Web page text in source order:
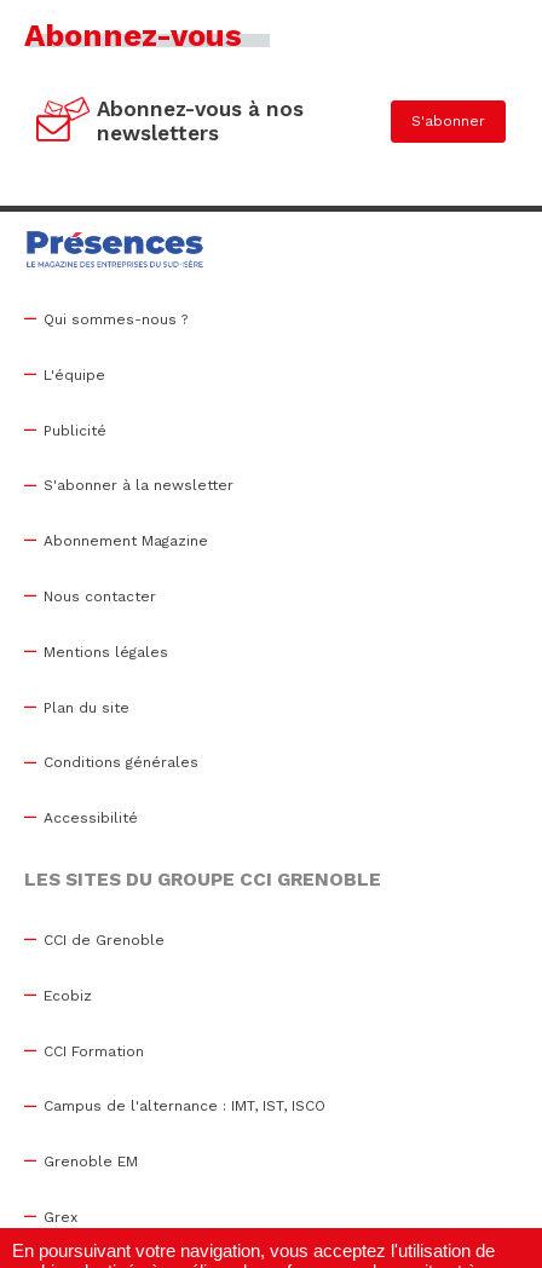
Abonnez-vous
Abonnez-vous à nos
newsletters
S'abonner
Qui sommes-nous ?
L'équipe
Publicité
S'abonner à la newsletter
Abonnement Magazine
Nous contacter
Mentions légales
Plan du site
Conditions générales
Accessibilité
LES SITES DU GROUPE CCI GRENOBLE
CCI de Grenoble
Ecobiz
CCI Formation
Campus de l'alternance : IMT, IST, ISCO
Grenoble EM
Grex
En poursuivant votre navigation, vous acceptez l'utilisation de